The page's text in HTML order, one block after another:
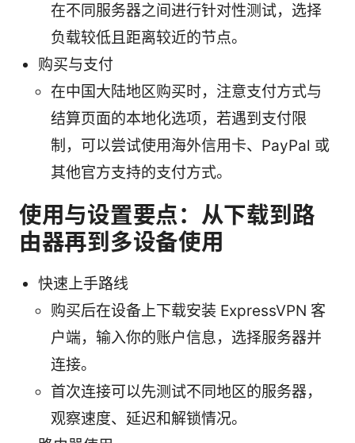
在不同服务器之间进行针对性测试，选择
负载较低且距离较近的节点。
购买与支付
在中国大陆地区购买时，注意支付方式与
结算页面的本地化选项，若遇到支付限
制，可以尝试使用海外信用卡、PayPal 或
其他官方支持的支付方式。
使用与设置要点：从下载到路
由器再到多设备使用
快速上手路线
购买后在设备上下载安装 ExpressVPN 客
户端，输入你的账户信息，选择服务器并
连接。
首次连接可以先测试不同地区的服务器，
观察速度、延迟和解锁情况。